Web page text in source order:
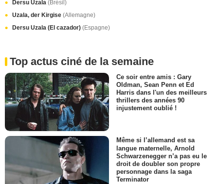
Dersu Uzala (Brésil)
Uzala, der Kirgise (Allemagne)
Dersu Uzala (El cazador) (Espagne)
Top actus ciné de la semaine
Ce soir entre amis : Gary
Oldman, Sean Penn et Ed
Harris dans l'un des meilleurs
thrillers des années 90
injustement oublié !
Même si l’allemand est sa
langue maternelle, Arnold
Schwarzenegger n’a pas eu le
droit de doubler son propre
personnage dans la saga
Terminator